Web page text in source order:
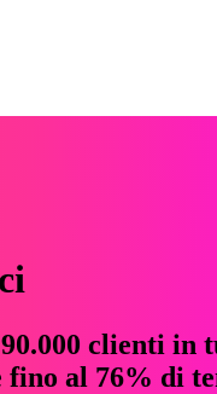
clienti in
al 76% di